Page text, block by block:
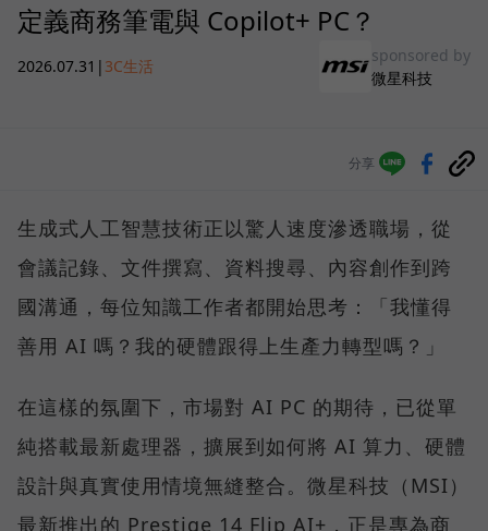
定義商務筆電與 Copilot+ PC？
2026.07.31 | 3C生活
sponsored by
微星科技
分享
生成式人工智慧技術正以驚人速度滲透職場，從
會議記錄、文件撰寫、資料搜尋、內容創作到跨
國溝通，每位知識工作者都開始思考：「我懂得
善用 AI 嗎？我的硬體跟得上生產力轉型嗎？」
在這樣的氛圍下，市場對 AI PC 的期待，已從單
純搭載最新處理器，擴展到如何將 AI 算力、硬體
設計與真實使用情境無縫整合。微星科技（MSI）
最新推出的 Prestige 14 Flip AI+，正是專為商